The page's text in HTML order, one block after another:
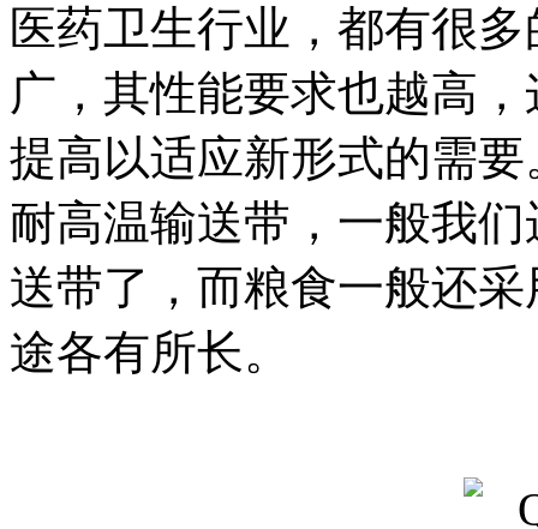
医药卫生行业，都有很
广，其性能要求也越高
提高以适应新形式的需
耐高温输送带，一般我
送带了，而粮食一般还
途各有所长。